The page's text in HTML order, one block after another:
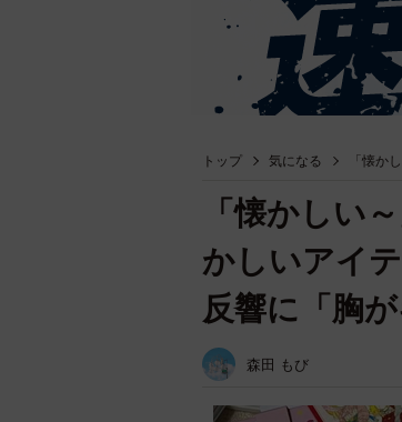
トップ 気になる 「懐か
「懐かしい
かしいアイ
反響に「胸
森田 もび